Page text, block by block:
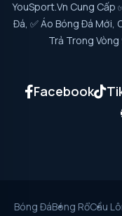
YouSport.vn Cung Cấp
Đá, ✅ Áo Bóng Đá Mới,
Trả Trong
Facebook
Bóng ĐáBóng RổCầu